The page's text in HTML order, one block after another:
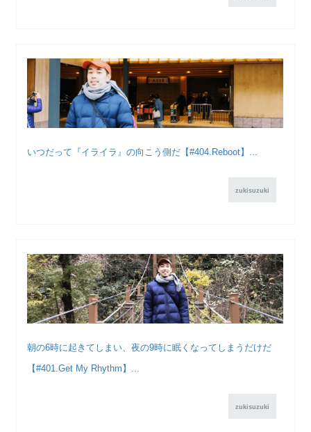
いつだって『イライラ』の向こう側だ【#404.Reboot】...
zukisuzuki
朝の6時に起きてしまい、夜の9時に眠くなってしまうだけだ
【#401.Get My Rhythm】...
zukisuzuki